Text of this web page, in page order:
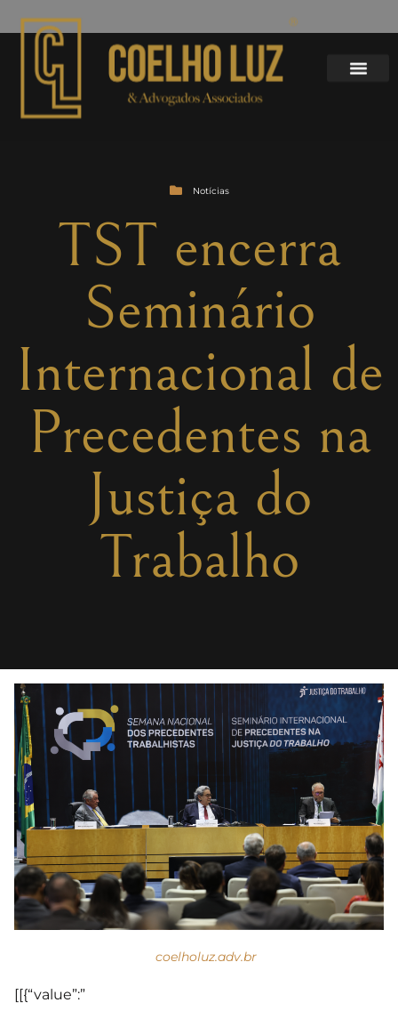
Notícias
TST encerra
Seminário
Internacional de
Precedentes na
Justiça do
Trabalho
coelholuz.adv.br
[[{“value”:”